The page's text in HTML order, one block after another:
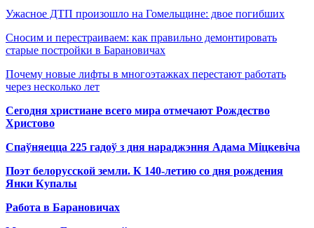
Ужасное ДТП произошло на Гомельщине: двое погибших
Сносим и перестраиваем: как правильно демонтировать
старые постройки в Барановичах
Почему новые лифты в многоэтажках перестают работать
через несколько лет
Сегодня христиане всего мира отмечают Рождество
Христово
Спаўняецца 225 гадоў з дня нараджэння Адама Міцкевіча
Поэт белорусской земли. К 140-летию со дня рождения
Янки Купалы
Работа в Барановичах